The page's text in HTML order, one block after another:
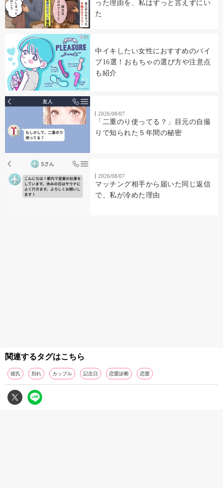
った理由を、私はずっと言えずにい
た
中イキしたい女性におすすめのバイ
ブ16選！おもちゃの選び方や注意点
も紹介
2026/08/07
「二重のり使ってる？」目元の自撮
りで知られた５年間の秘密
2026/08/07
マッチング相手から届いた同じ返信
で、私が冷めた理由
関連するタグはこちら
彼氏 別れ カップル 記念日 恋愛診断 恋愛